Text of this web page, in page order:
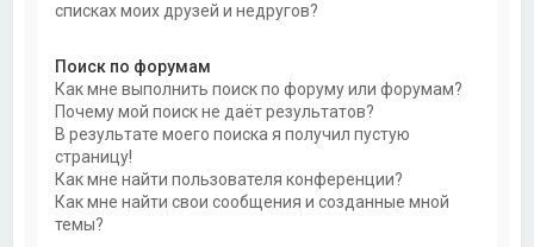
списках моих друзей и недругов?
Поиск по форумам
Как мне выполнить поиск по форуму или форумам?
Почему мой поиск не даёт результатов?
В результате моего поиска я получил пустую
страницу!
Как мне найти пользователя конференции?
Как мне найти свои сообщения и созданные мной
темы?